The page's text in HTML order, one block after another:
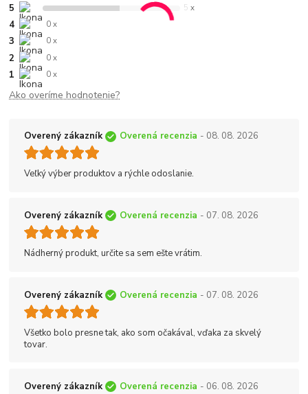
5 5 x
4 0 x
3 0 x
2 0 x
1 0 x
Ako overíme hodnotenie?
Overený zákazník Overená recenzia - 08. 08. 2026
Veľký výber produktov a rýchle odoslanie.
Overený zákazník Overená recenzia - 07. 08. 2026
Nádherný produkt, určite sa sem ešte vrátim.
Overený zákazník Overená recenzia - 07. 08. 2026
Všetko bolo presne tak, ako som očakával, vďaka za skvelý
tovar.
Overený zákazník Overená recenzia - 06. 08. 2026